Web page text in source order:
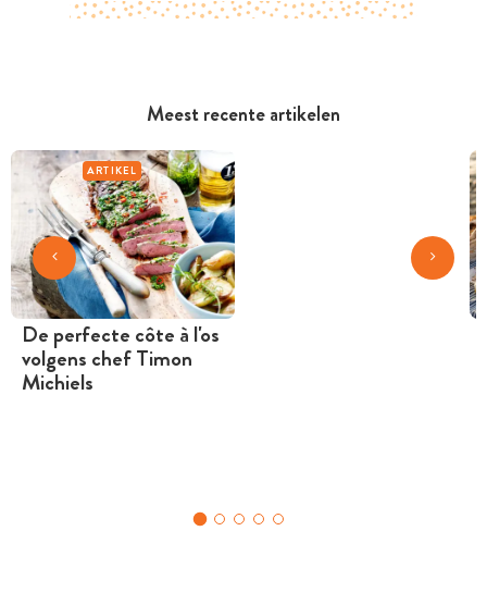
Meest recente artikelen
ARTIKEL
De perfecte côte à l'os
volgens chef Timon
Michiels